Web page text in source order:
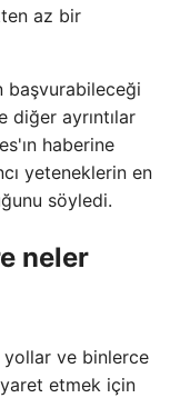
az bir
başvurabileceği
diğer ayrıntılar
haberine
yeteneklerin en
söyledi.
neler
ve binlerce
etmek için